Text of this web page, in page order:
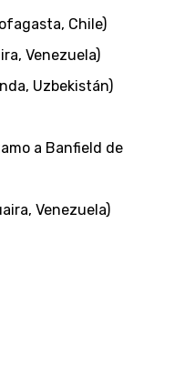
Chile)
Venezuela)
Uzbekistán)
a Banfield de
Venezuela)